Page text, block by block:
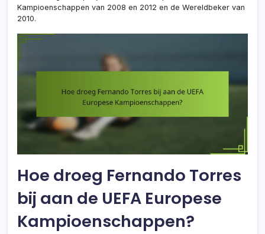
Kampioenschappen van 2008 en 2012 en de Wereldbeker van
2010.
Hoe droeg Fernando Torres
bij aan de UEFA Europese
Kampioenschappen?